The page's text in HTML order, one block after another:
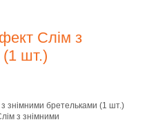
Слім з
(1 шт.)